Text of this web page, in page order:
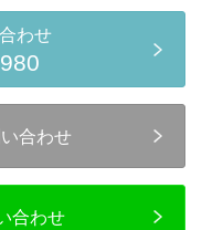
わせ
合わせ
合わせ